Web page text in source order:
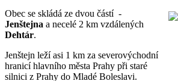
Obec se skládá ze dvou částí -
Jenštejna a necelé 2 km vzdálených
Dehtár.
Jenštejn leží asi 1 km za severovýchodní
hranicí hlavního města Prahy při staré
silnici z Prahy do Mladé Boleslavi.